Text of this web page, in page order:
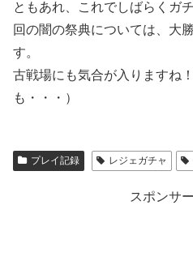
ともあれ、これでしばらくガ
回の闇の祭典については、大
す。
古戦場にも気合が入りますね
も・・・）
プレイ記録 レジェガチャ
スポンサ